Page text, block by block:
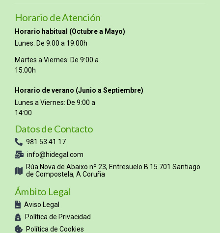
Horario de Atención
Horario habitual (Octubre a Mayo)
Lunes: De 9:00 a 19:00h
Martes a Viernes: De 9:00 a
15:00h
Horario de verano (Junio a Septiembre)
Lunes a Viernes: De 9:00 a
14:00
Datos de Contacto
981 53 41 17
info@hidegal.com
Rúa Nova de Abaixo nº 23, Entresuelo B 15.701 Santiago
de Compostela, A Coruña
Ámbito Legal
Aviso Legal
Política de Privacidad
Política de Cookies